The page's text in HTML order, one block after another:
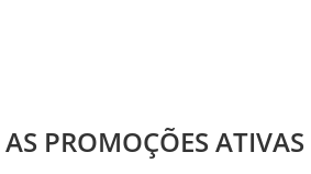
PROMOÇÕES ATIVAS